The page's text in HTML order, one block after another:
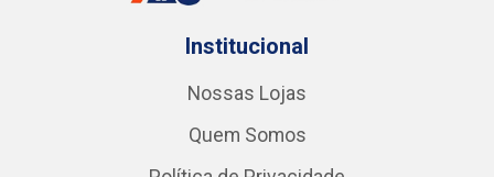
Institucional
Nossas Lojas
Quem Somos